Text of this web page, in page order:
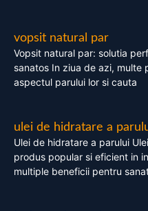
vopsit natural par
Vopsit natural par: solutia
sanatos In ziua de azi,
aspectul parului lor si cauta
ulei de hidratare a
Ulei de hidratare a parului
produs popular si eficient in
multiple beneficii pentru